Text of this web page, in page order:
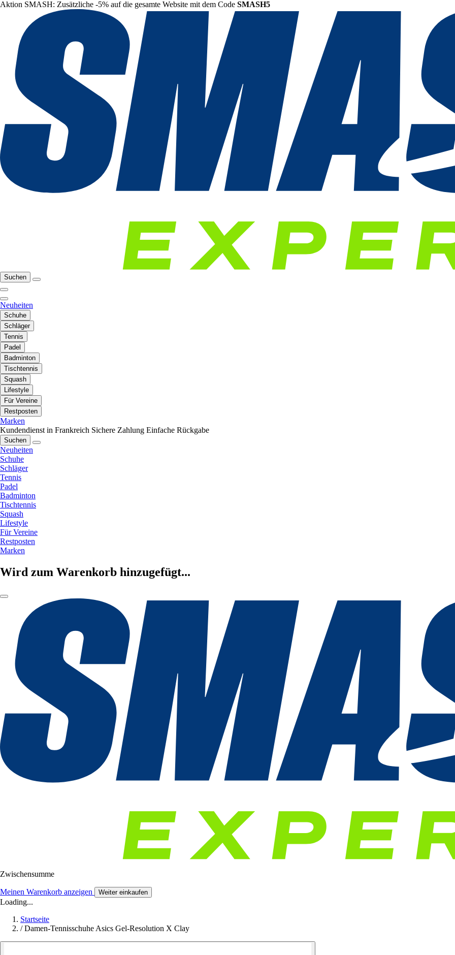
Aktion SMASH: Zusätzliche -5% auf die gesamte Website mit dem Code SMASH5
Suchen
Neuheiten
Schuhe
Schläger
Tennis
Padel
Badminton
Tischtennis
Squash
Lifestyle
Für Vereine
Restposten
Marken
Kundendienst in Frankreich Sichere Zahlung Einfache Rückgabe
Suchen
Neuheiten
Schuhe
Schläger
Tennis
Padel
Badminton
Tischtennis
Squash
Lifestyle
Für Vereine
Restposten
Marken
Wird zum Warenkorb hinzugefügt...
Zwischensumme
Meinen Warenkorb anzeigen Weiter einkaufen
Loading...
Startseite
/ Damen-Tennisschuhe Asics Gel-Resolution X Clay